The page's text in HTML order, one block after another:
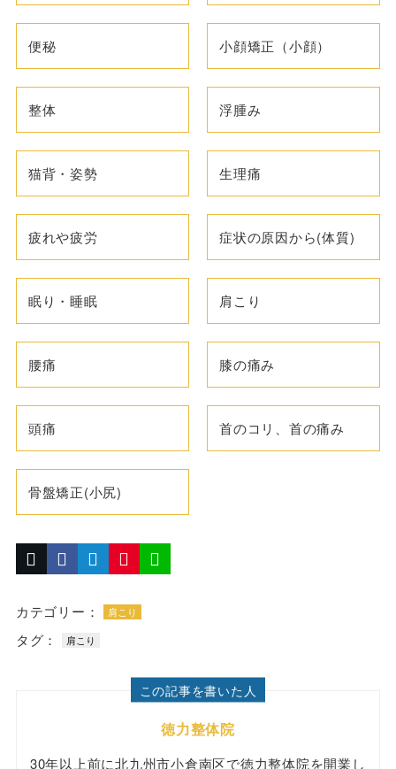
便秘 小顔矯正（小顔）
整体 浮腫み
猫背・姿勢 生理痛
疲れや疲労 症状の原因から(体質)
眠り・睡眠 肩こり
腰痛 膝の痛み
頭痛 首のコリ、首の痛み
骨盤矯正(小尻)
カテゴリー： 肩こり
タグ： 肩こり
この記事を書いた人
徳力整体院
30年以上前に北九州市小倉南区で徳力整体院を開業し